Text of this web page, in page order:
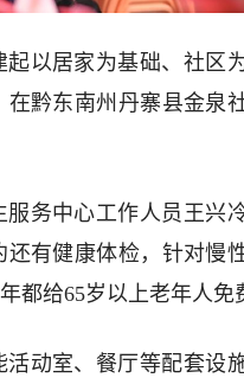
以居家为基础、社区
黔东南州丹寨县金泉
务中心工作人员王兴
还有健康体检，针对慢
都给65岁以上老年人免
动室、餐厅等配套设